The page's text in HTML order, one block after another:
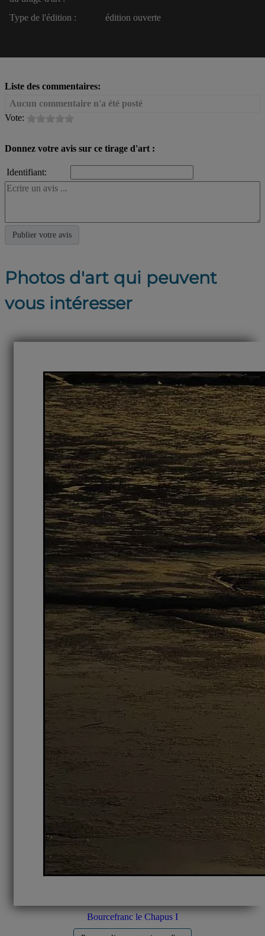
Type de l'édition : édition ouverte
Liste des commentaires:
Aucun commentaire n'a été posté
Vote:
Donnez votre avis sur ce tirage d'art :
Identifiant:
Photos d'art qui peuvent
vous intéresser
Bourcefranc le Chapus I